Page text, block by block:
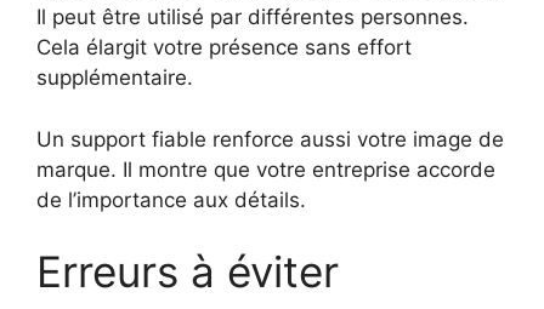
Il peut être utilisé par différentes personnes.
Cela élargit votre présence sans effort
supplémentaire.
Un support fiable renforce aussi votre image de
marque. Il montre que votre entreprise accorde
de l’importance aux détails.
Erreurs à éviter